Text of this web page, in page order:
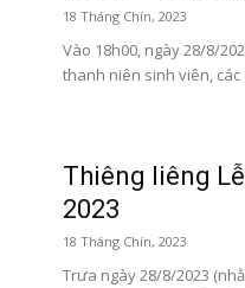
18 Tháng Chín, 2023
Vào 18h00, ngày 28/8/
thanh niên sinh viên, các
Thiêng liêng
2023
18 Tháng Chín, 2023
Trưa ngày 28/8/2023